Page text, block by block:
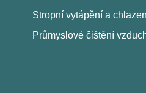
Stropní vytápění a
Průmyslové čištění